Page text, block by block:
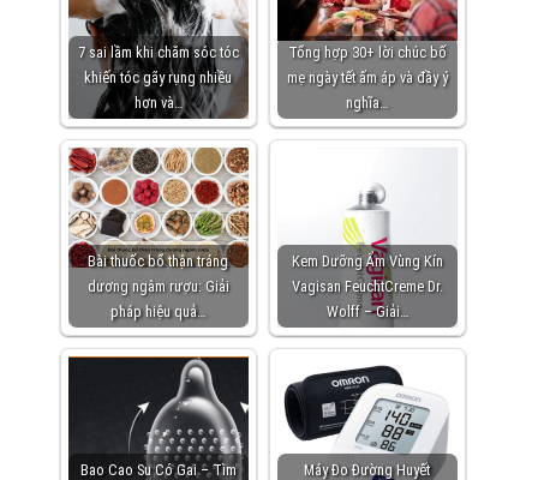
7 sai lầm khi chăm sóc tóc
khiến tóc gãy rụng nhiều
hơn và…
Tổng hợp 30+ lời chúc bố
mẹ ngày tết ấm áp và đầy ý
nghĩa…
Bài thuốc bổ thận tráng
dương ngâm rượu: Giải
pháp hiệu quả…
Kem Dưỡng Ẩm Vùng Kín
Vagisan FeuchtCreme Dr.
Wolff – Giải…
Bao Cao Su Có Gai – Tìm Máy Đo Đường Huyết